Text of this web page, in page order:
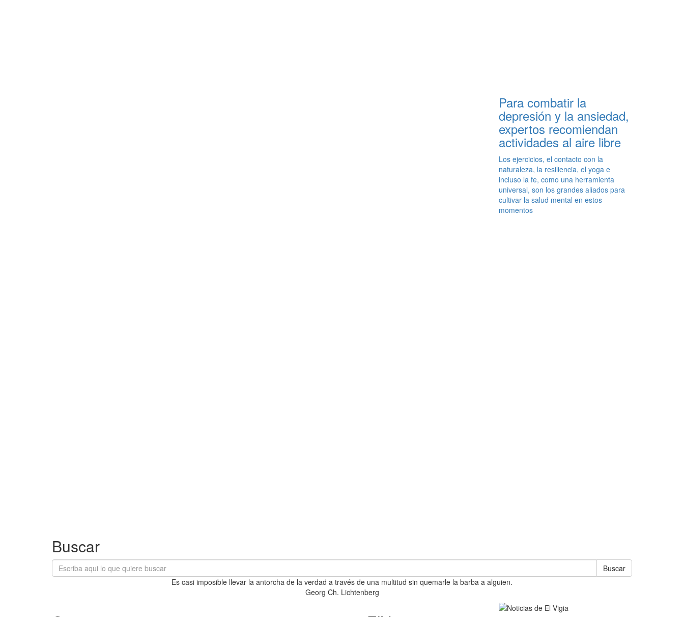
Para combatir la
depresión y la ansiedad,
expertos recomiendan
actividades al aire libre
Los ejercicios, el contacto con la
naturaleza, la resiliencia, el yoga e
incluso la fe, como una herramienta
universal, son los grandes aliados para
cultivar la salud mental en estos
momentos
Buscar
Buscar
Es casi imposible llevar la antorcha de la verdad a través de una multitud sin quemarle la barba a alguien.
Georg Ch. Lichtenberg